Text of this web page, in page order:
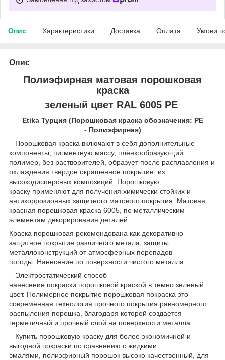
Опис Характеристики Доставка Оплата Умови
Опис
Полиэфирная матовая порошковая
краска
зеленый цвет RAL 6005 РЕ
Etika Турция (Порошковая краска обозначения: PE
- Полиэфирная)
Порошковая краска включают в себя дополнительные
компоненты, пигментную массу, плёнкообразующий
полимер, без растворителей, образует после расплавления и
охлаждения твердое окрашенное покрытие, из
высокодисперсных композиций. Порошковую
краску применяют для получения химически стойких и
антикоррозионных защитного матового покрытия. Матовая
красная порошковая краска 6005, по металлическим
элементам декорирования деталей.
Краска порошковая рекомендована как декоративно
защитное покрытие различного метала, защиты
металлоконструкций от атмосферных перепадов
погоды. Нанесение по поверхности чистого металла.
Электростатический способ
нанесение покраски порошковой краской в темно зеленый
цвет. Полимерное покрытие порошковая покраска это
современная технология прочного покрытия равномерного
распыления порошка, благодаря которой создается
герметичный и прочный слой на поверхности металла.
Купить порошковую краску для более экономичной и
выгодной покраски по сравнению с жидкими
эмалями, полиэфирный порошок высоко качественный, для